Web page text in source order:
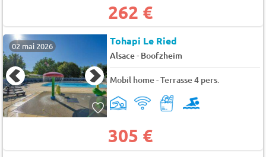
262 €
02 mai 2026 Tohapi Le Ried
Alsace- Boofzheim
Mobil home - Terrasse 4 pers.
305 €